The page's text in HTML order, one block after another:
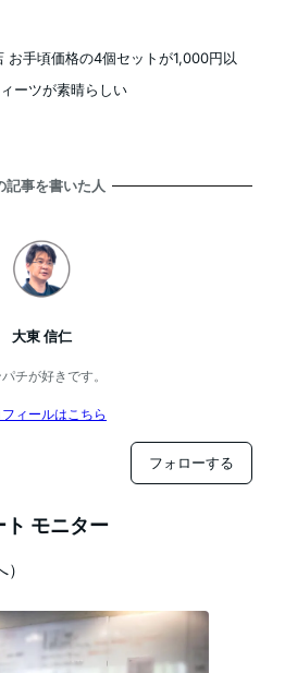
お手頃価格の4個セットが1,000円以
ーツが素晴らしい
記事を書いた人
大東 信仁
チが好きです。
ィールはこちら
フォローする
ト モニター